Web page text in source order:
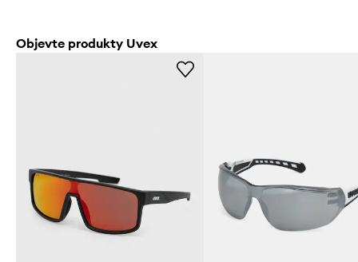
Objevte produkty Uvex